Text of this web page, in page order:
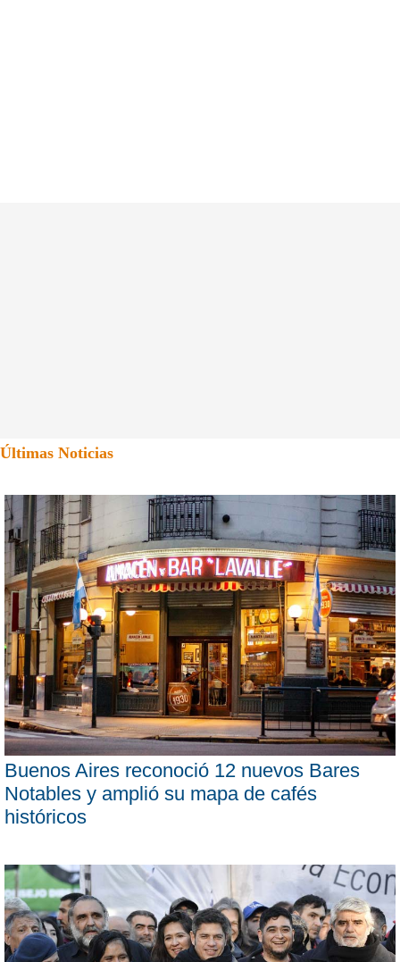
Últimas Noticias
Buenos Aires reconoció 12 nuevos Bares
Notables y amplió su mapa de cafés
históricos